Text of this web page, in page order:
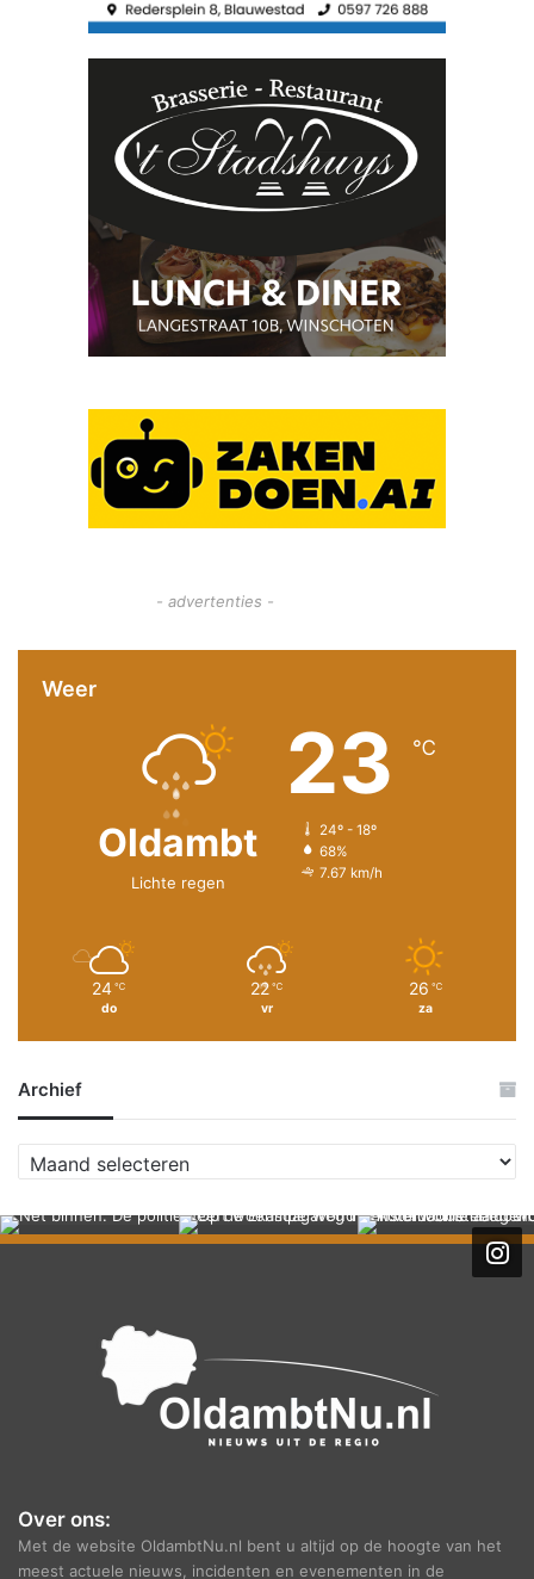
- advertenties -
Weer
Oldambt
Lichte regen
23 ℃
24º - 18º
68%
7.67 km/h
24 ℃
do
22 ℃
vr
26 ℃
za
Archief
r
h
Over ons:
Met de website OldambtNu.nl bent u altijd op de hoogte van het
meest actuele nieuws, incidenten en evenementen in de